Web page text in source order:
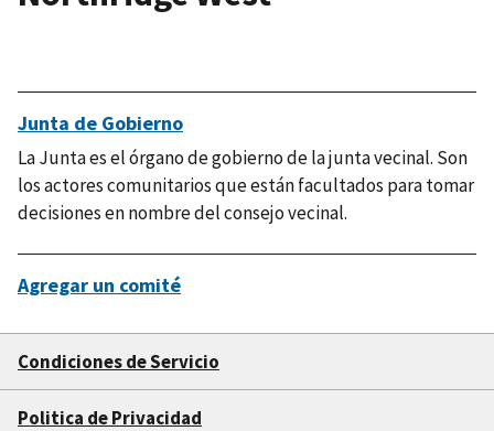
Junta de Gobierno
La Junta es el órgano de gobierno de la junta vecinal. Son
los actores comunitarios que están facultados para tomar
decisiones en nombre del consejo vecinal.
Agregar un comité
Condiciones de Servicio
Politica de Privacidad